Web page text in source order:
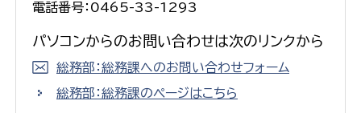
電話番号：0465-33-1293
パソコンからのお問い合わせは次のリンクから
総務部：総務課へのお問い合わせフォーム
総務部：総務課のページはこちら